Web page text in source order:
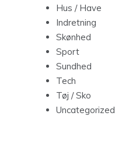
Hus / Have
Indretning
Skønhed
Sport
Sundhed
Tech
Tøj / Sko
Uncategorized